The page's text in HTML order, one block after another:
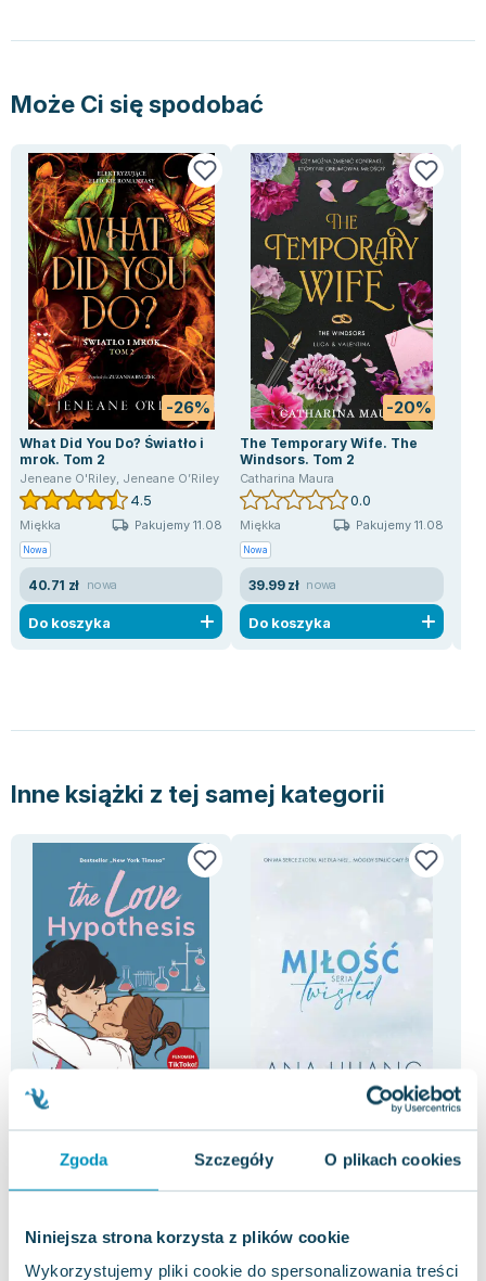
Zgoda Szczegóły O plikach cookies
Niniejsza strona korzysta z plików cookie
Wykorzystujemy pliki cookie do spersonalizowania treści
Ajahn Brahm
Jacek Walkiewicz
Może Ci się spodobać
-26%
What Did You Do? Światło i
mrok. Tom 2
Jeneane O'Riley, Jeneane O’Riley
4.5
Miękka Pakujemy 11.08
Nowa
40.71 zł nowa
Do koszyka
-20%
The Temporary Wife. The
Windsors. Tom 2
Catharina Maura
0.0
Miękka Pakujemy 11.08
Nowa
39.99 zł nowa
Do koszyka
Inne książki z tej samej kategorii
The Love Hypothesis
Ali Hazelwood
4.0
Nowa Używana
14.68 zł dobry
-68%
Miłość. Seria Twisted
Ana Huang
3.5
Nowa Używana
15.05 zł jak nowa
Z